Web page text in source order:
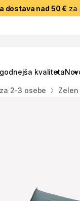
dostava nad 50 € za
kvaliteta
2-3 osebe Zelen